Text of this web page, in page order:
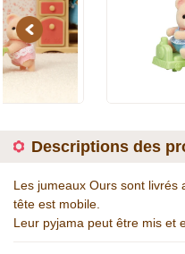
Previous
Descriptions des
Les jumeaux Ours sont livrés
tête est mobile.
Leur pyjama peut être mis et